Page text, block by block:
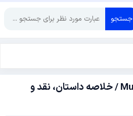
جستجو
معرفی سریال Murderbot / خلاصه داستان، نقد و